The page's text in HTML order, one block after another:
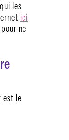
les
ici
ne
est le